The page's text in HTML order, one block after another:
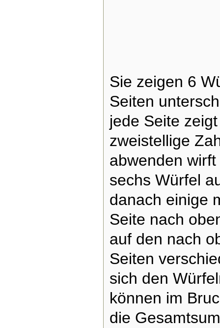
Sie zeigen 6
Seiten
jede Seite
zweistellige
abwenden
sechs Würfel
danach einige
Seite nach
auf den nach
Seiten
sich den
können im
die